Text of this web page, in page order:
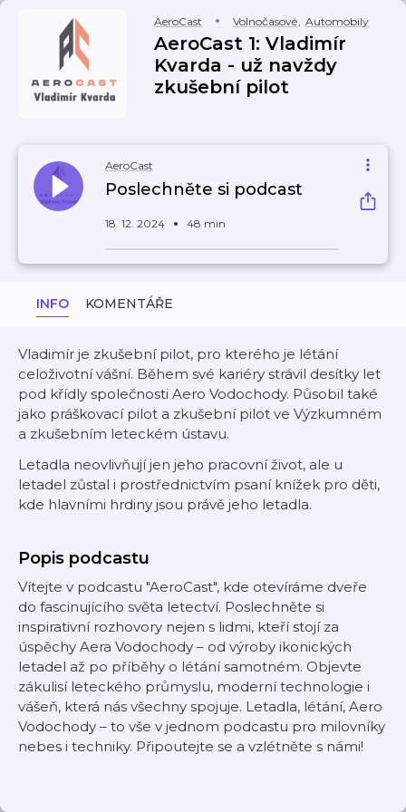
AeroCast Volnočasové, Automobily
AeroCast 1: Vladimír
Kvarda - už navždy
zkušební pilot
AeroCast
Poslechněte si podcast
18. 12. 2024 48 min
INFO KOMENTÁŘE
Vladimír je zkušební pilot, pro kterého je létání
celoživotní vášní. Během své kariéry strávil desítky let
pod křídly společnosti Aero Vodochody. Působil také
jako práškovací pilot a zkušební pilot ve Výzkumném
a zkušebním leteckém ústavu.
Letadla neovlivňují jen jeho pracovní život, ale u
letadel zůstal i prostřednictvím psaní knížek pro děti,
kde hlavními hrdiny jsou právě jeho letadla.
Popis podcastu
Vítejte v podcastu "AeroCast", kde otevíráme dveře
do fascinujícího světa letectví. Poslechněte si
inspirativní rozhovory nejen s lidmi, kteří stojí za
úspěchy Aera Vodochody – od výroby ikonických
letadel až po příběhy o létání samotném. Objevte
zákulisí leteckého průmyslu, moderní technologie i
vášeň, která nás všechny spojuje. Letadla, létání, Aero
Vodochody – to vše v jednom podcastu pro milovníky
nebes i techniky. Připoutejte se a vzlétněte s námi!